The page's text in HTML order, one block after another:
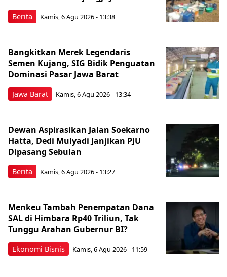
Berita Kamis, 6 Agu 2026 - 13:38
Jawa Barat
Bangkitkan Merek Legendaris
Semen Kujang, SIG Bidik Penguatan
Dominasi Pasar Jawa Barat
Kamis, 6 Agu 2026 - 13:34
Berita
Dewan Aspirasikan Jalan Soekarno
Hatta, Dedi Mulyadi Janjikan PJU
Dipasang Sebulan
Kamis, 6 Agu 2026 - 13:27
Ekonomi Bisnis
Menkeu Tambah Penempatan Dana
SAL di Himbara Rp40 Triliun, Tak
Tunggu Arahan Gubernur BI?
Kamis, 6 Agu 2026 - 11:59